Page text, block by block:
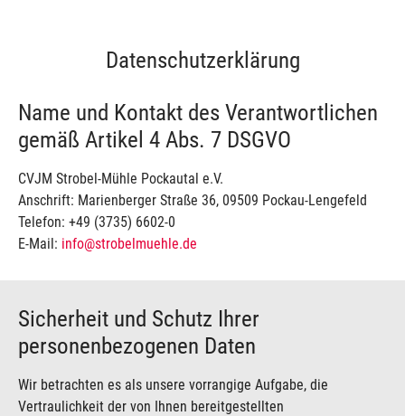
Datenschutzerklärung
Name und Kontakt des Verantwortlichen
gemäß Artikel 4 Abs. 7 DSGVO
CVJM Strobel-Mühle Pockautal e.V.
Anschrift: Marienberger Straße 36, 09509 Pockau-Lengefeld
Telefon: +49 (3735) 6602-0
E-Mail: info@strobelmuehle.de
Sicherheit und Schutz Ihrer
personenbezogenen Daten
Wir betrachten es als unsere vorrangige Aufgabe, die
Vertraulichkeit der von Ihnen bereitgestellten